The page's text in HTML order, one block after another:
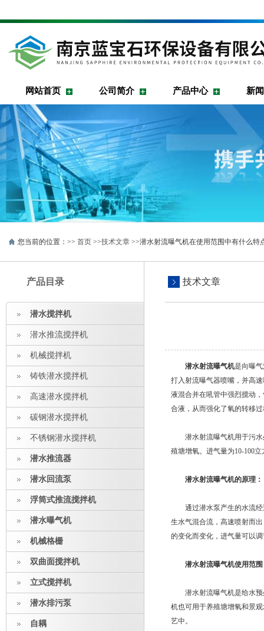
网站首页 公司简介 产品中心 新
您当前的位置：>> 首页 >>技术文章 >>潜水射流曝气机在使用范围中有什么特
产品目录
潜水搅拌机
潜水推流搅拌机
机械搅拌机
铸铁潜水搅拌机
高速潜水搅拌机
碳钢潜水搅拌机
不锈钢潜水搅拌机
潜水推流器
潜水回流泵
浮筒式推流搅拌机
潜水曝气机
机械格栅
双曲面搅拌机
立式搅拌机
潜水排污泵
自耦
技术文章
潜水射流曝气机是向曝
打入射流曝气器喷嘴，并高
液混合并在吼管中强烈搅动
合液，从而强化了氧的转移
潜水射流曝气机用于污水
殖塘增氧。进气量为10-100
潜水射流曝气机的原理：
通过潜水泵产生的水流经
生水气混合流，高速喷射而
的变化而变化，进气量可以
潜水射流曝气机使用范
潜水射流曝气机是给水预
机也可用于养殖塘增氧和景
艺中。